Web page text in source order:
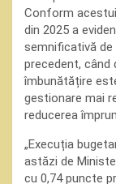
Conform
din 2025 a
semnificativă
precedent, când
îmbunătățire
gestionare mai
reducerea
„Execuția
astăzi de
cu 0,74 puncte